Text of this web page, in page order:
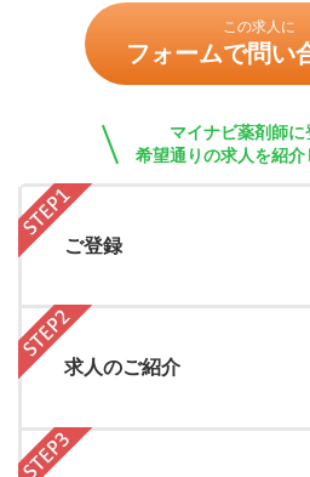
この求人に
フォームで問い
マイナビ薬剤師に
希望通りの求人を紹介
ご登録
求人のご紹介